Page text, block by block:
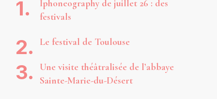
Iphoneography de juillet 26 : des
festivals
Le festival de Toulouse
Une visite théâtralisée de l’abbaye
Sainte-Marie-du-Désert